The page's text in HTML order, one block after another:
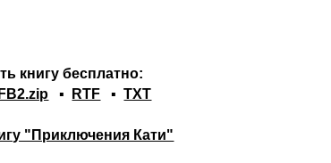
книгу бесплатно:
FB2.zip ▪ RTF ▪TXT
"Приключения Кати"